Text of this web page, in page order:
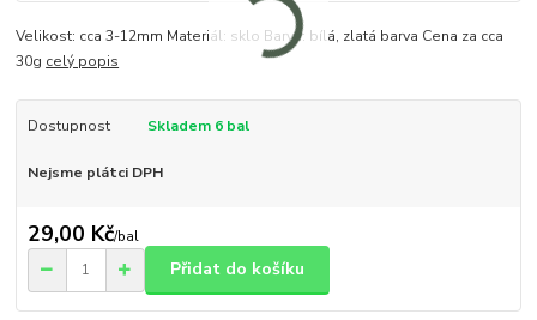
Velikost: cca 3-12mm Materiál: sklo Barva: bílá, zlatá barva Cena za cca
30g celý popis
Dostupnost Skladem 6 bal
Nejsme plátci DPH
29,00 Kč/bal
Přidat do košíku